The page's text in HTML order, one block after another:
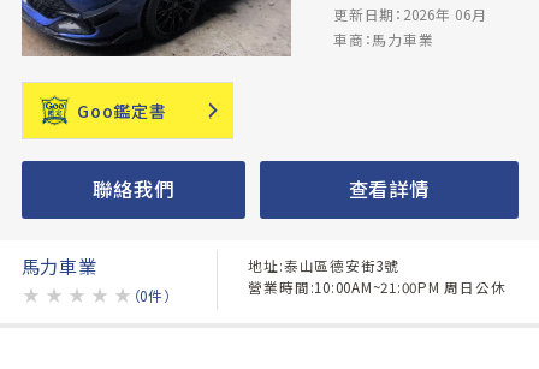
更新日期：2026年 06月
車商：馬力車業
Goo鑑定書
聯絡我們 查看詳情
馬力車業
★ ★ ★ ★ ★ （0件）
地址:泰山區德安街3號
營業時間:10:00AM~21:00PM 周日公休